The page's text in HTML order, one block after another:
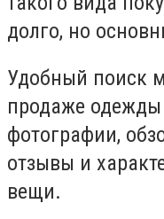
долго, но
Удобный поиск
продаже
фотографии,
отзывы и
вещи.